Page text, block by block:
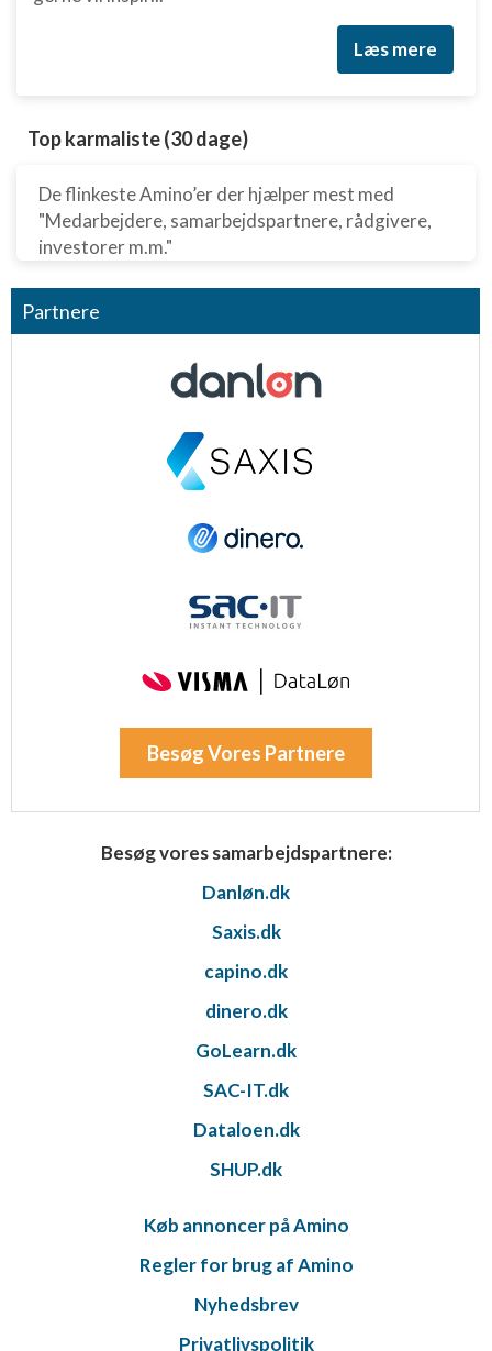
Læs mere
Top karmaliste (30 dage)
De flinkeste Amino’er der hjælper mest med
"Medarbejdere, samarbejdspartnere, rådgivere,
investorer m.m."
Partnere
Besøg Vores Partnere
Besøg vores samarbejdspartnere:
Danløn.dk
Saxis.dk
capino.dk
dinero.dk
GoLearn.dk
SAC-IT.dk
Dataloen.dk
SHUP.dk
Køb annoncer på Amino
Regler for brug af Amino
Nyhedsbrev
Privatlivspolitik